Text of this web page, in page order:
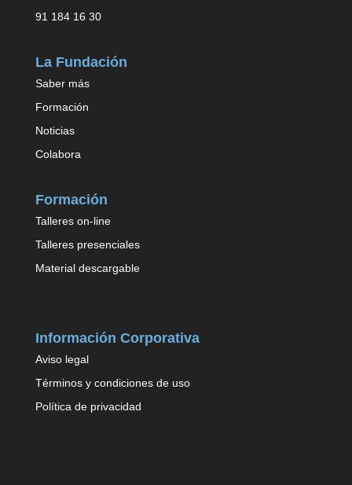
91 184 16 30
La Fundación
Saber más
Formación
Noticias
Colabora
Formación
Talleres on-line
Talleres presenciales
Material descargable
Información Corporativa
Aviso legal
Términos y condiciones de uso
Política de privacidad